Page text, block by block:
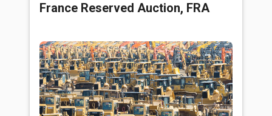
France Reserved Auction, FRA